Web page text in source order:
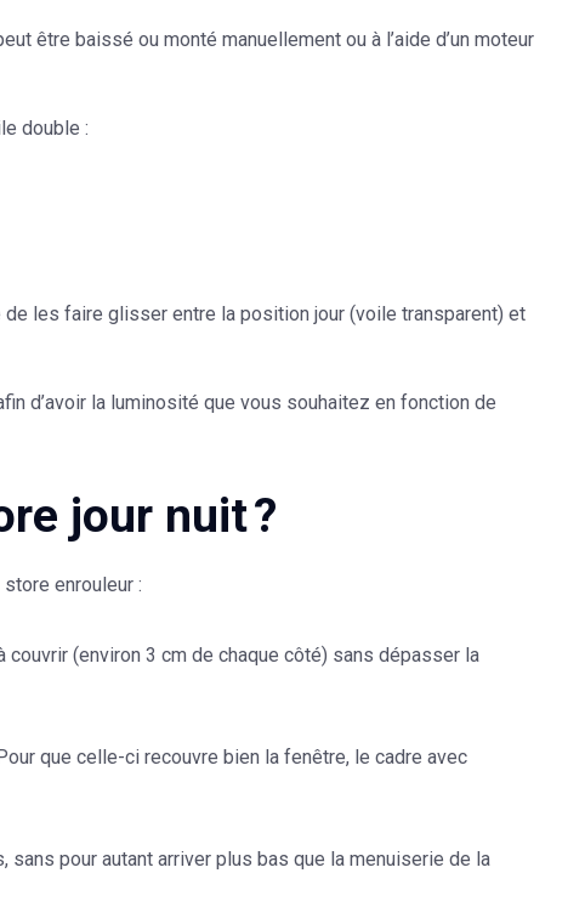
être baissé ou monté manuellement ou à l’aide d’un moteur
double :
les faire glisser entre la position jour (voile transparent) et
d’avoir la luminosité que vous souhaitez en fonction de
jour nuit ?
enrouleur :
(environ 3 cm de chaque côté) sans dépasser la
que celle-ci recouvre bien la fenêtre, le cadre avec
pour autant arriver plus bas que la menuiserie de la